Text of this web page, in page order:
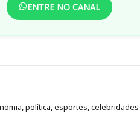
ENTRE NO CANAL
política, esportes,